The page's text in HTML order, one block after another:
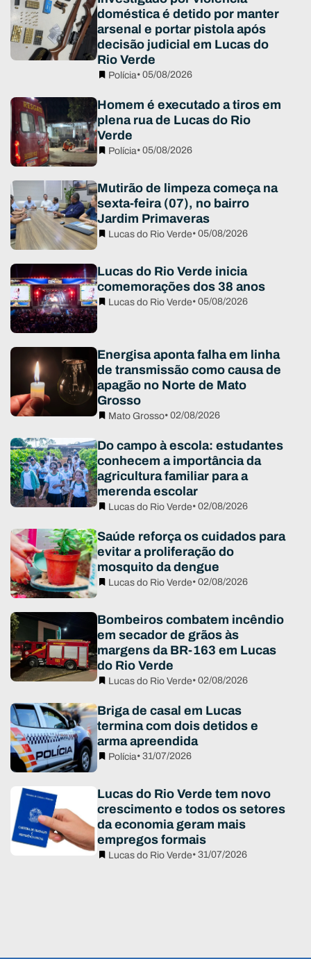
doméstica é detido por manter
arsenal e portar pistola após
decisão judicial em Lucas do
Rio Verde
Polícia• 05/08/2026
Homem é executado a tiros em
plena rua de Lucas do Rio
Verde
Polícia• 05/08/2026
Mutirão de limpeza começa na
sexta-feira (07), no bairro
Jardim Primaveras
Lucas do Rio Verde• 05/08/2026
Lucas do Rio Verde inicia
comemorações dos 38 anos
Lucas do Rio Verde• 05/08/2026
Energisa aponta falha em linha
de transmissão como causa de
apagão no Norte de Mato
Grosso
Mato Grosso• 02/08/2026
Do campo à escola: estudantes
conhecem a importância da
agricultura familiar para a
merenda escolar
Lucas do Rio Verde• 02/08/2026
Saúde reforça os cuidados para
evitar a proliferação do
mosquito da dengue
Lucas do Rio Verde• 02/08/2026
Bombeiros combatem incêndio
em secador de grãos às
margens da BR-163 em Lucas
do Rio Verde
Lucas do Rio Verde• 02/08/2026
Briga de casal em Lucas
termina com dois detidos e
arma apreendida
Polícia• 31/07/2026
Lucas do Rio Verde tem novo
crescimento e todos os setores
da economia geram mais
empregos formais
Lucas do Rio Verde• 31/07/2026